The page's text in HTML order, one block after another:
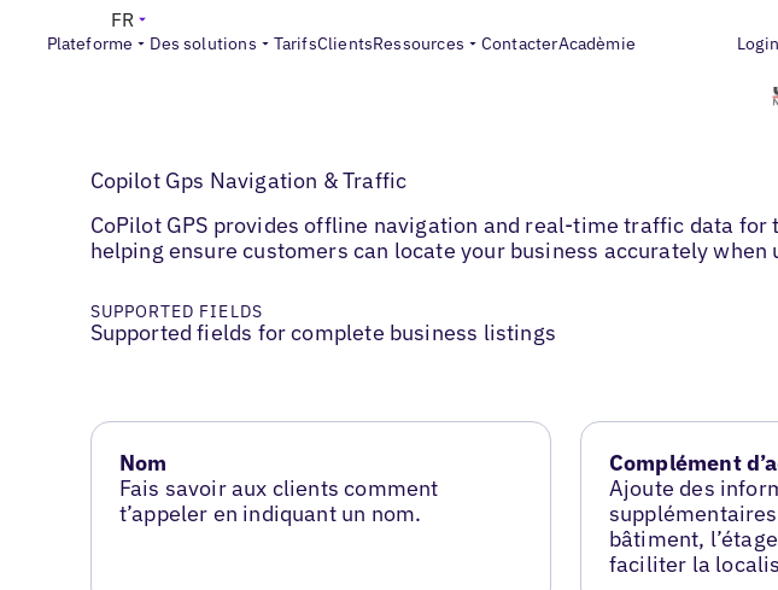
Plateforme Des solutions TarifsClientsRessources ContacterAcadèmie Login
FR
Copilot Gps Navigation & Traffic
CoPilot GPS provides offline navigation and real-time traffic data
helping ensure customers can locate your business accurately
SUPPORTED FIELDS
Supported fields for complete business listings
Nom
Fais savoir aux clients comment
t’appeler en indiquant un nom.
Complément
Ajoute des
bâtiment,
faciliter la